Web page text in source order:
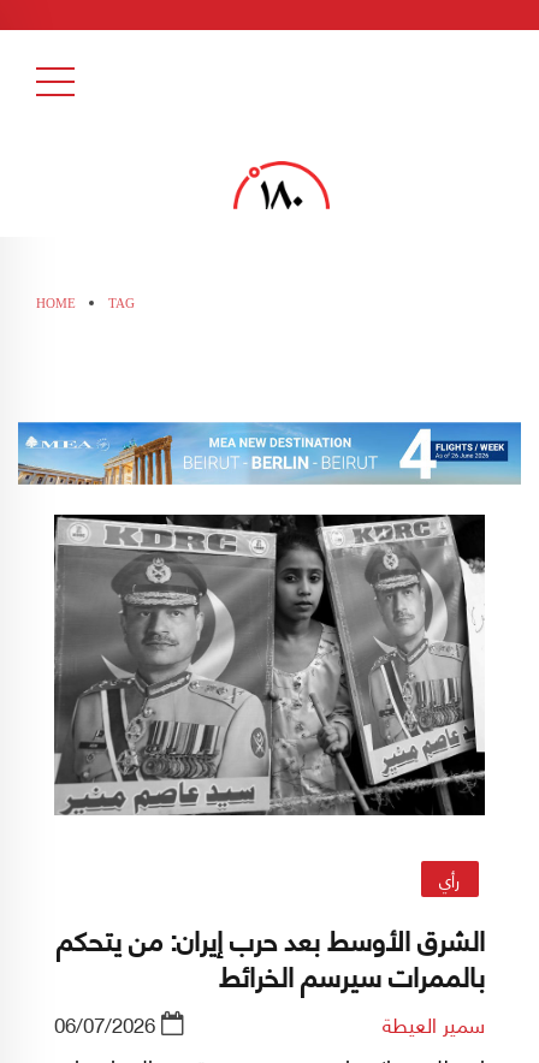
HOME TAG
رأي
الشرق الأوسط بعد حرب إيران: من يتحكم
بالممرات سيرسم الخرائط
سمير العيطة 06/07/2026